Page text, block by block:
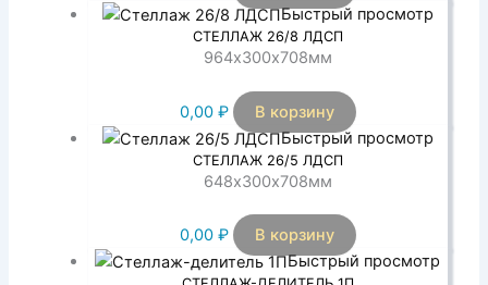
Быстрый просмотр
СТЕЛЛАЖ 26/8 ЛДСП
964х300х708мм
0,00 ₽
В корзину
Быстрый просмотр
СТЕЛЛАЖ 26/5 ЛДСП
648х300х708мм
0,00 ₽
В корзину
Быстрый просмотр